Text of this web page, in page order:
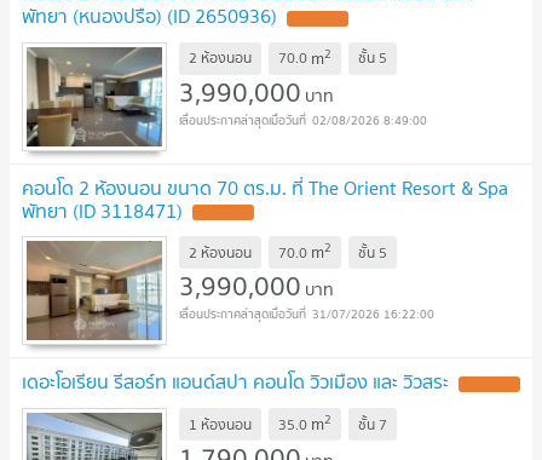
พัทยา (หนองปรือ) (ID 2650936)
2 ห้องนอน 70.0 m2 ชั้น 5
3,990,000 บาท
02/08/2026 8:49:00
คอนโด 2 ห้องนอน ขนาด 70 ตร.ม. ที่ The Orient Resort & Spa
พัทยา (ID 3118471)
2 ห้องนอน 70.0 m2 ชั้น 5
3,990,000 บาท
31/07/2026 16:22:00
เดอะโอเรียน รีสอร์ท แอนด์สปา คอนโด วิวเมือง และ วิวสระ
1 ห้องนอน 35.0 m2 ชั้น 7